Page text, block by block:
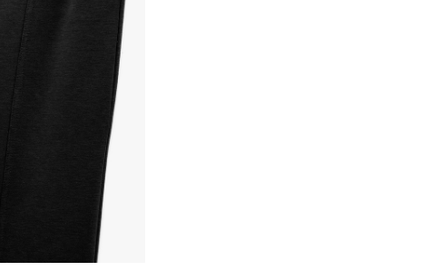
Informacije o stanju zaliha u našim prodavnicama služe samo u informativne
Izaberite veličinu i grad da biste videli prodavnicu u